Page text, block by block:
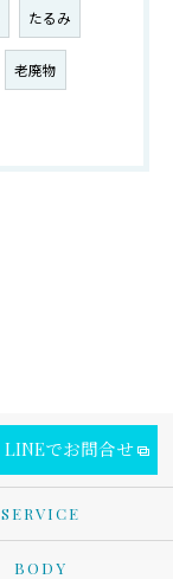
たるみ
老廃物
LINEでお問合せ
SERVICE
BODY